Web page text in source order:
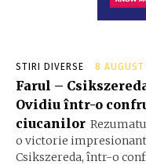
STIRI DIVERSE 8
Farul –
Ovidiu într-o
ciucanilor
o victorie
Csikszereda, într-o